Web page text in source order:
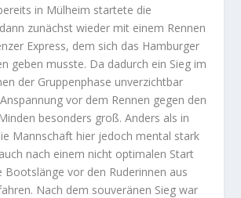
in Mülheim startete die
zunächst wieder mit einem Rennen
Express, dem sich das Hamburger
geben musste. Da dadurch ein Sieg im
der Gruppenphase unverzichtbar
vor dem Rennen gegen den
besonders groß. Anders als in
Mannschaft hier jedoch mental stark
nach einem nicht optimalen Start
Bootslänge vor den Ruderinnen aus
Nach dem souveränen Sieg war